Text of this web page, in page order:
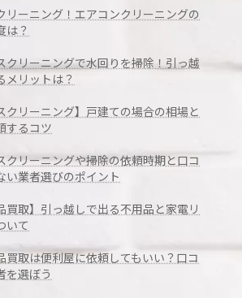
リーニング！エアコンクリーニングの
は？
クリーニングで水回りを掃除！引っ越
メリットは？
クリーニング】戸建ての場合の相場と
するコツ
クリーニングや掃除の依頼時期と口コ
い業者選びのポイント
買取】引っ越しで出る不用品と家電リ
いて
買取は便利屋に依頼してもいい？口コ
を選ぼう